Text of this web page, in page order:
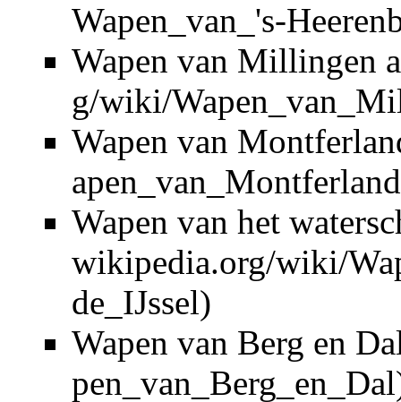
Wapen van Millingen
Wapen van
Wapen van het
Wapen van Berg en